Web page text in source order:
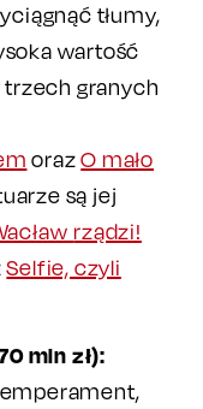
tłumy,
wartość
granych
orazO mało
są jej
rządzi!
Selfie, czyli
mln zł):